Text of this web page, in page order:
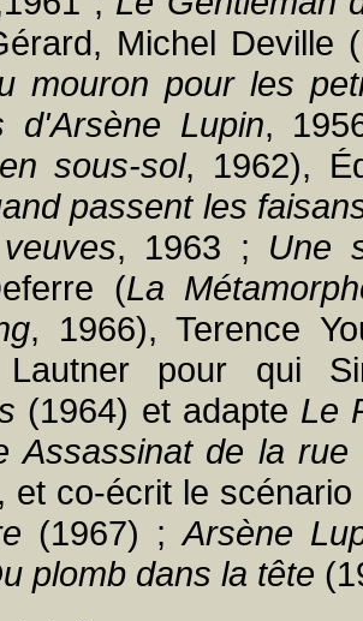
Michel Deville (
mouron pour les
d'Arsène Lupin,
sous-sol, 1962),
passent les
, 1963 ; Une
(La
, 1966), Terence
Lautner pour qui
(1964) et adapte Le
Assassinat de la rue
et co-écrit le
(1967) ;Arsène
plomb dans la tête